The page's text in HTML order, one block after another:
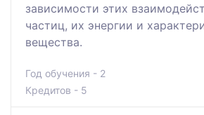
зависимости этих
частиц, их энергии и
вещества.
Год обучения - 2
Кредитов - 5